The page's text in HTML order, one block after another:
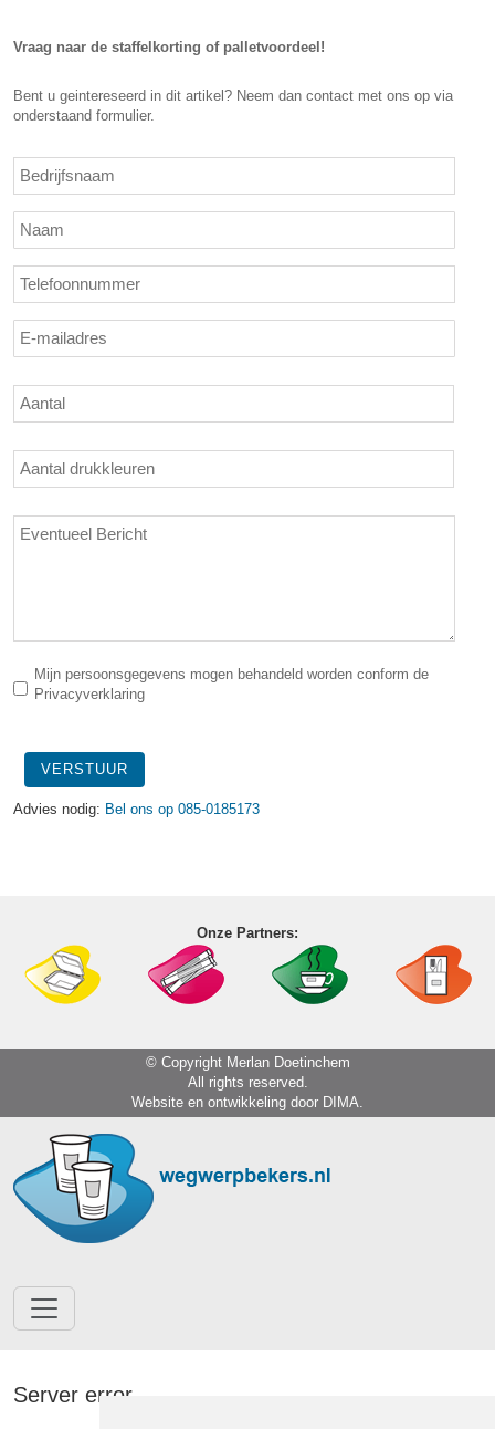
Vraag naar de staffelkorting of palletvoordeel!
Bent u geintereseerd in dit artikel? Neem dan contact met ons op via
onderstaand formulier.
Mijn persoonsgegevens mogen behandeld worden conform de
Privacyverklaring
VERSTUUR
Advies nodig: Bel ons op 085-0185173
Onze Partners:
© Copyright Merlan Doetinchem
All rights reserved.
Website en ontwikkeling door DIMA.
Server error